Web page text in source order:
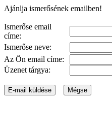
Ajánlja ismerősének emailben!
Ismerőse email
címe:
Ismerőse neve:
Az Ön email címe:
Üzenet tárgya: